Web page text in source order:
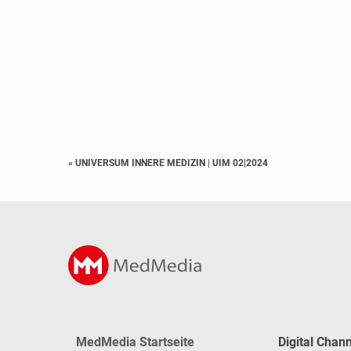
« UNIVERSUM INNERE MEDIZIN | UIM 02|2024
MedMedia Startseite
Digital